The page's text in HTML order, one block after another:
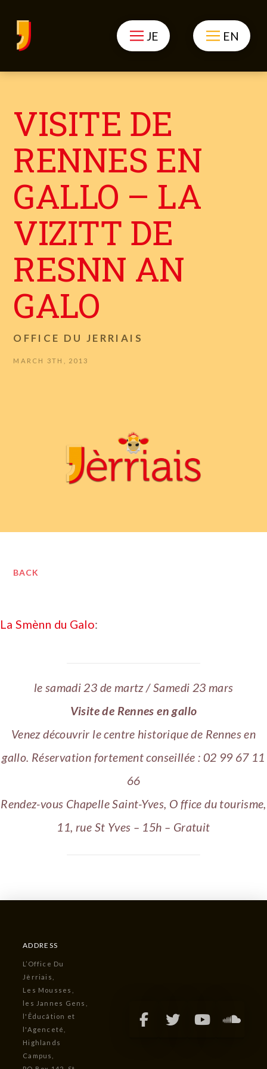
JE EN
VISITE DE
RENNES EN
GALLO – LA
VIZITT DE
RESNN AN
GALO
OFFICE DU JERRIAIS
MARCH 3TH, 2013
BACK
La Smènn du Galo:
le samadi 23 de martz / Samedi 23 mars
Visite de Rennes en gallo
Venez découvrir le centre historique de Rennes en
gallo. Réservation fortement conseillée : 02 99 67 11
66
Rendez-vous Chapelle Saint-Yves, O ffice du tourisme,
11, rue St Yves – 15h – Gratuit
ADDRESS
L’Office Du
Jèrriais,
Les Mousses,
les Jannes Gens,
l'Êducâtion et
l'Agenceté,
Highlands
Campus,